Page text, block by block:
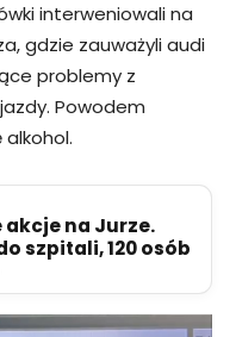
interweniowali na
gdzie zauważyli audi
problemy z
Powodem
na Jurze.
szpitali, 120 osób